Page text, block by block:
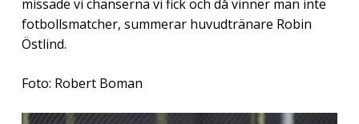
missade vi chanserna vi fick och då vinner man inte
fotbollsmatcher, summerar huvudtränare Robin
Östlind.
Foto: Robert Boman